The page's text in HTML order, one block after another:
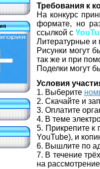
Требования к
На конкурс
формате, но
ссылкой с
Литературные и
Рисунки могут
так же и при
Поделки могут
Условия
1. Выберите
2. Скачайте и
3. Оплатите
4. В теме
5. Прикрепите к
YouTube), и
6. Вышлите по
7. В течение
на